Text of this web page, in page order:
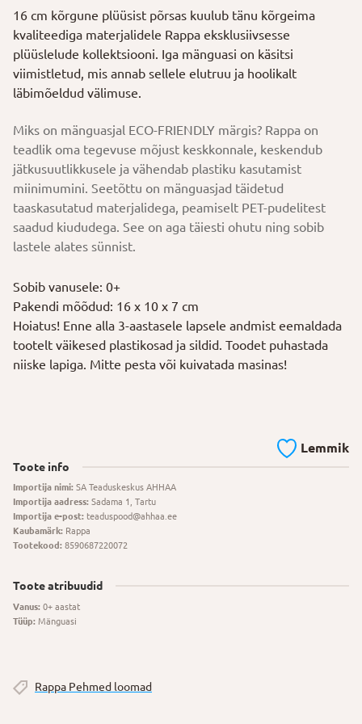
12,00 €.
9,60 €.
16 cm kõrgune plüüsist põrsas kuulub tänu kõrgeima
kvaliteediga materjalidele Rappa eksklusiivsesse
plüüslelude kollektsiooni. Iga mänguasi on käsitsi
viimistletud, mis annab sellele elutruu ja hoolikalt
läbimõeldud välimuse.
Miks on mänguasjal ECO-FRIENDLY märgis? Rappa on
teadlik oma tegevuse mõjust keskkonnale, keskendub
jätkusuutlikkusele ja vähendab plastiku kasutamist
miinimumini. Seetõttu on mänguasjad täidetud
taaskasutatud materjalidega, peamiselt PET-pudelitest
saadud kiududega. See on aga täiesti ohutu ning sobib
lastele alates sünnist.
Sobib vanusele: 0+
Pakendi mõõdud: 16 x 10 x 7 cm
Hoiatus! Enne alla 3-aastasele lapsele andmist eemaldada
tootelt väikesed plastikosad ja sildid. Toodet puhastada
niiske lapiga. Mitte pesta või kuivatada masinas!
Lemmik
Toote info
Importija nimi: SA Teaduskeskus AHHAA
Importija aadress: Sadama 1, Tartu
Importija e-post: teaduspood@ahhaa.ee
Kaubamärk: Rappa
Tootekood: 8590687220072
Toote atribuudid
Vanus: 0+ aastat
Tüüp: Mänguasi
Rappa Pehmed loomad